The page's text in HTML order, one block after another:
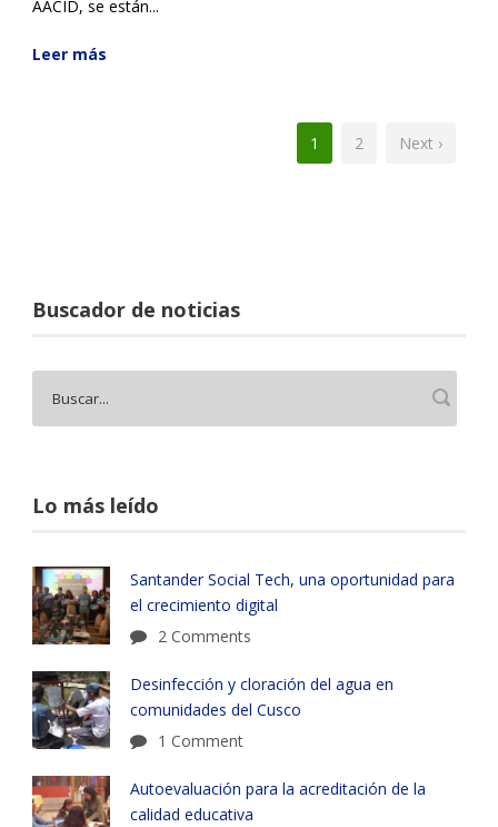
AACID, se están...
Leer más
1 2 Next ›
Buscador de noticias
Lo más leído
Santander Social Tech, una oportunidad para
el crecimiento digital
2 Comments
Desinfección y cloración del agua en
comunidades del Cusco
1 Comment
Autoevaluación para la acreditación de la
calidad educativa